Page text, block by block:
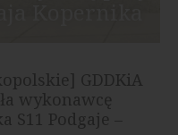
GDDKiA
wykonawcę
S11 Podgaje –